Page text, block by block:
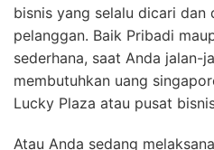
bisnis yang selalu dicari dan
pelanggan. Baik Pribadi
sederhana, saat Anda jalan-
membutuhkan uang
Lucky Plaza atau pusat
Atau Anda sedang